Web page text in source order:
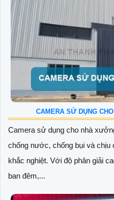
CAMERA SỬ DỤNG
Camera sử dụng cho nhà
chống nước, chống bụi và
khắc nghiệt. Với độ phân giải
ban đêm,...